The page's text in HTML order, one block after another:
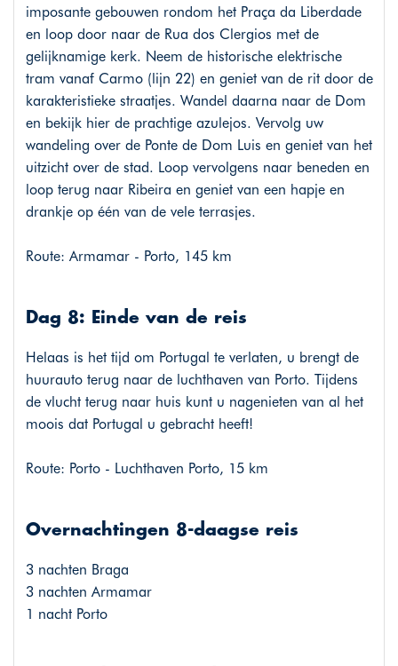
imposante gebouwen rondom het Praça da Liberdade
en loop door naar de Rua dos Clergios met de
gelijknamige kerk. Neem de historische elektrische
tram vanaf Carmo (lijn 22) en geniet van de rit door de
karakteristieke straatjes. Wandel daarna naar de Dom
en bekijk hier de prachtige azulejos. Vervolg uw
wandeling over de Ponte de Dom Luis en geniet van het
uitzicht over de stad. Loop vervolgens naar beneden en
loop terug naar Ribeira en geniet van een hapje en
drankje op één van de vele terrasjes.
Route: Armamar - Porto, 145 km
Dag 8: Einde van de reis
Helaas is het tijd om Portugal te verlaten, u brengt de
huurauto terug naar de luchthaven van Porto. Tijdens
de vlucht terug naar huis kunt u nagenieten van al het
moois dat Portugal u gebracht heeft!
Route: Porto - Luchthaven Porto, 15 km
Overnachtingen 8-daagse reis
3 nachten Braga
3 nachten Armamar
1 nacht Porto